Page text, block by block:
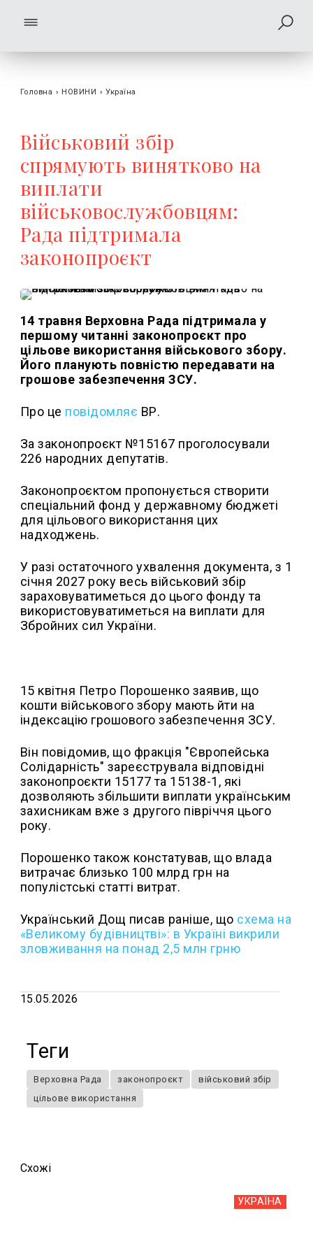
Головна › НОВИНИ › Україна
Військовий збір
спрямують винятково на
виплати
військовослужбовцям:
Рада підтримала
законопроєкт
14 травня Верховна Рада підтримала у
першому читанні законопроєкт про
цільове використання військового збору.
Його планують повністю передавати на
грошове забезпечення ЗСУ.
Про це повідомляє ВР.
За законопроєкт №15167 проголосували
226 народних депутатів.
Законопроєктом пропонується створити
спеціальний фонд у державному бюджеті
для цільового використання цих
надходжень.
У разі остаточного ухвалення документа, з 1
січня 2027 року весь військовий збір
зараховуватиметься до цього фонду та
використовуватиметься на виплати для
Збройних сил України.
15 квітня Петро Порошенко заявив, що
кошти військового збору мають йти на
індексацію грошового забезпечення ЗСУ.
Він повідомив, що фракція "Європейська
Солідарність" зареєструвала відповідні
законопроєкти 15177 та 15138-1, які
дозволяють збільшити виплати українським
захисникам вже з другого півріччя цього
року.
Порошенко також констатував, що влада
витрачає близько 100 млрд грн на
популістські статті витрат.
Український Дощ писав раніше, що схема на
«Великому будівництві»: в Україні викрили
зловживання на понад 2,5 млн грню
15.05.2026
Теги
Верховна Рада законопроєкт
військовий збір
цільове використання
Схожi
УКРАЇНА